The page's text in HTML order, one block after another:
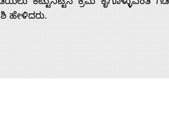
ಕಟ್ಟುನಿಟ್ಟಿನ ಕ್ರಮ ಕೈಗೊಳ್ಳುವಂತೆ
ಹೇಳಿದರು.